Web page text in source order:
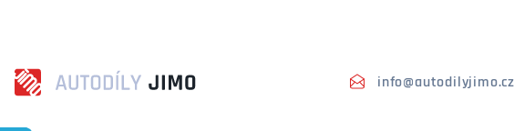
info@autodilyjimo.cz